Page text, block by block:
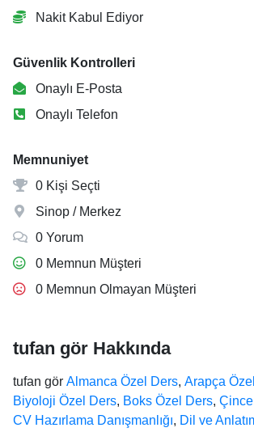
Nakit Kabul Ediyor
Güvenlik Kontrolleri
Onaylı E-Posta
Onaylı Telefon
Memnuniyet
0 Kişi Seçti
Sinop / Merkez
0 Yorum
0 Memnun Müşteri
0 Memnun Olmayan Müşteri
tufan gör Hakkında
tufan gör Almanca Özel Ders, Arapça
Biyoloji Özel Ders, Boks Özel Ders,
CV Hazırlama Danışmanlığı, Dil ve